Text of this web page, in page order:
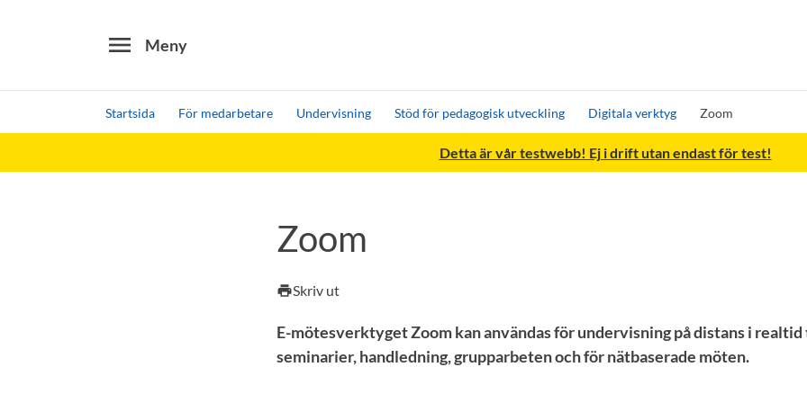
menu Meny
Startsida För medarbetare Undervisning Stöd för pedagogisk utveckling Digitala verktyg Zoom
Detta är vår testwebb! Ej i drift utan endast för test!
Zoom
printSkriv ut
E-mötesverktyget Zoom kan användas för undervisning på distans i
seminarier, handledning, grupparbeten och för nätbaserade möten.